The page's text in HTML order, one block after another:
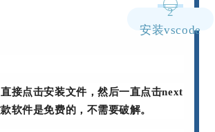
2
安装vscode
接点击安装文件，然后一直点击next
软件是免费的，不需要破解。